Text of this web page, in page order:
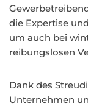
die Expertise
um auch bei
reibungslosen
Dank des
Unternehmen